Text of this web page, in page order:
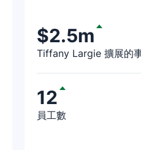
Tiffany Largie 擴展的
$2.5m
員工數
12